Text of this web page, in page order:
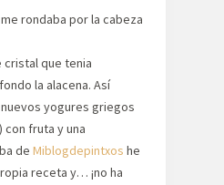
rondaba por la cabeza
que tenia
la alacena. Así
yogures griegos
fruta y una
de Miblogdepintxos he
receta y… ¡no ha